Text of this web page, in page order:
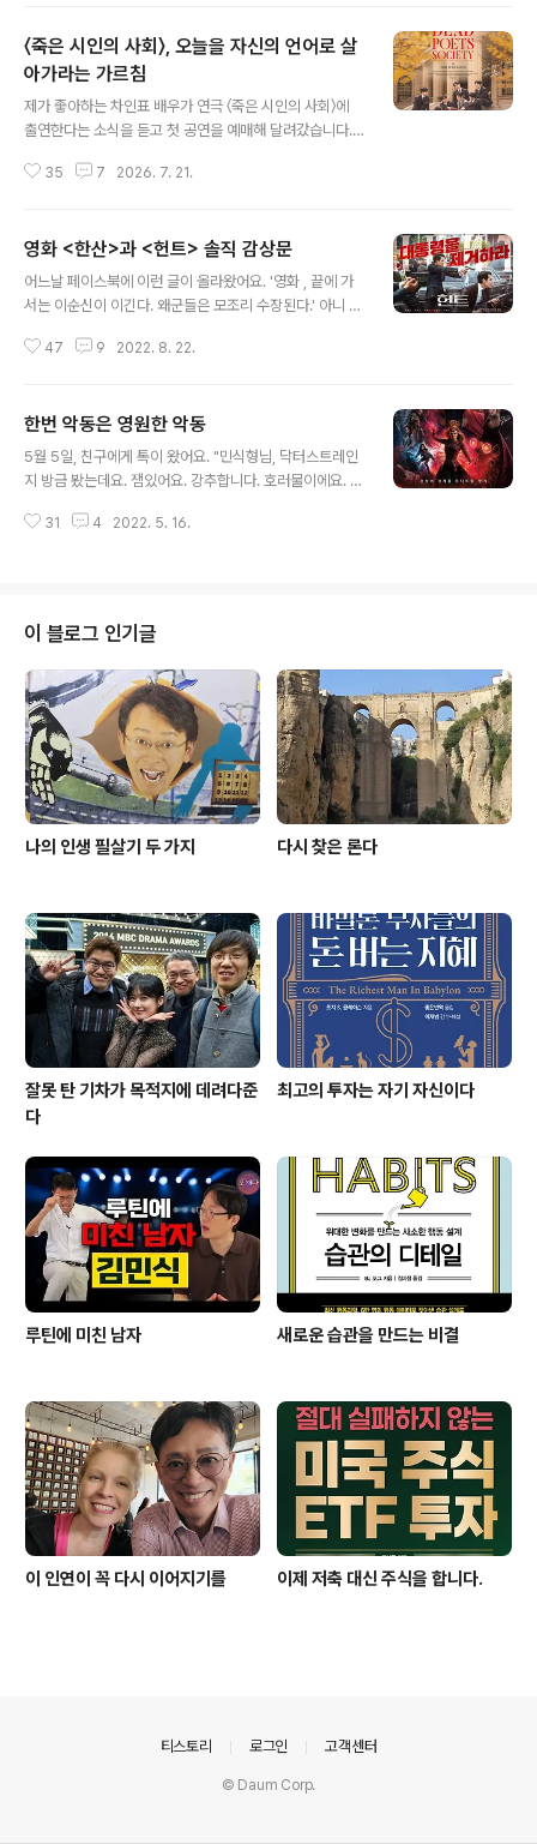
우주 공포물이라면 2탄은 전쟁 액션 영화입니다. 1편을 통
해 우주 괴물의 정체는 다 드러났어요. 2편에서는 물량공
세를 퍼붓습니다. 로 1탄보다 더 큰 흥행 성적을 거둔 제임
스 카메론은 훗날 를 들고 나와, 속편으로 대박을 내는 재주
를 계속 선보입니다. 1탄이 저예산 독립영화였다면, 2탄은
헐리웃 영화 기술의 총화를 보여주는 액션 블록버스터였거
〈죽은 시인의 사회〉, 오늘을 자신의 언어로 살
아가라는 가르침
제가 좋아하는 차인표 배우가 연극 〈죽은 시인의 사회〉에
출연한다는 소식을 듣고 첫 공연을 예매해 달려갔습니다.
숙학교 웰튼 아카데미. 학생들은 부모와 학교가 정해 놓은
을 솔직하게 표현할 기회는 좀처럼 주어지지 않습니다. 그
런 학교에 새로운 영어 교사 존 키팅이 부임합니다. 영화에
서 로빈 윌리엄스가 연기했던 키팅 선생님을 이번 연극에
해석이나 정답을 암기하게 하는 대신, 학생들에게 스스로
35 7 2026. 7. 21.
영화 <한산>과 <헌트> 솔직 감상문
어느날 페이스북에 이런 글이 올라왔어요. '영화 , 끝에 가
서는 이순신이 이긴다. 왜군들은 모조리 수장된다.' 아니 이
한산대첩이라는 역사적 사실을 그린 영화니까요. 우리가
영화 재미있어요. 전작인 보다 저는 더 좋았어요. 은 약간
감정 과다라 느껴지는 장면이 많아 보면서 오글거리기도
했는데요. 이번 영화는 그렇지 않아요. 무엇보다 스토리가
신 혼자 고군분투하는 싸움이에요. 이순신이 조정에 끌려
47 9 2022. 8. 22.
한번 악동은 영원한 악동
5월 5일, 친구에게 톡이 왔어요. "민식형님, 닥터스트레인
지 방금 봤는데요. 잼있어요. 강추합니다. 호러물이에요. ㅎ
될 수 있지? 극장으로 달려갔지요. 영화를 보면서, "아니,
러를 최대한 피하기 위해 관련 정보는 전혀 보지 않고 극장
에 갑니다. 영화를 볼까 말까 망설일 때는 검색을 하죠. 제
작자도 살피고, 각본가나 감독의 전작을 뒤져보고 저랑 취
향이 맞는지 따져봅니다. 하지만 닥터 스트레인지의 후속
편이라면, 묻고 따질 것 없이 극장으로 달려갑니다. 그래서
이번 영화의 ..
31 4 2022. 5. 16.
이 블로그 인기글
나의 인생 필살기 두 가지 다시 찾은 론다
잘못 탄 기차가 목적지에 데려다준
다
최고의 투자는 자기 자신이다
루틴에 미친 남자 새로운 습관을 만드는 비결
이 인연이 꼭 다시 이어지기를 이제 저축 대신 주식을 합니다.
티스토리 로그인 고객센터
© Daum Corp.